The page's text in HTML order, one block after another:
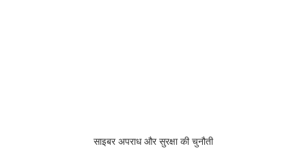
साइबर अपराध और सुरक्षा की चुनौती